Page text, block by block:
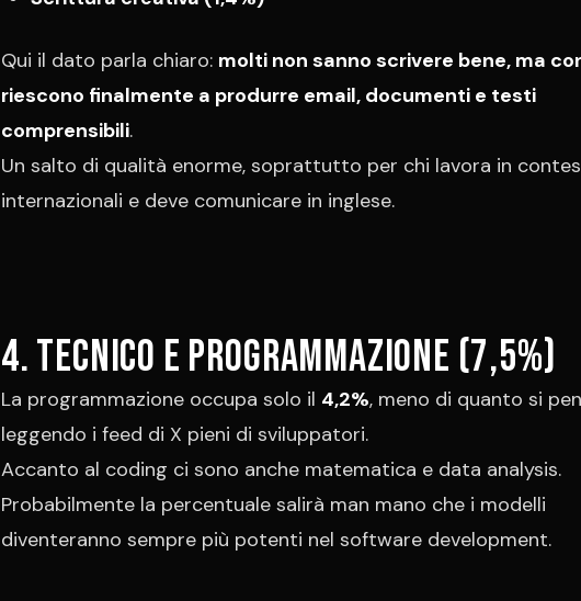
Qui il dato parla chiaro: molti non sanno scrivere bene, ma
riescono finalmente a produrre email, documenti e testi
comprensibili.
Un salto di qualità enorme, soprattutto per chi lavora in
internazionali e deve comunicare in inglese.
4. Tecnico e programmazione (7,5%)
La programmazione occupa solo il 4,2%, meno di quanto si
leggendo i feed di X pieni di sviluppatori.
Accanto al coding ci sono anche matematica e data analysis.
Probabilmente la percentuale salirà man mano che i modelli
diventeranno sempre più potenti nel software development.